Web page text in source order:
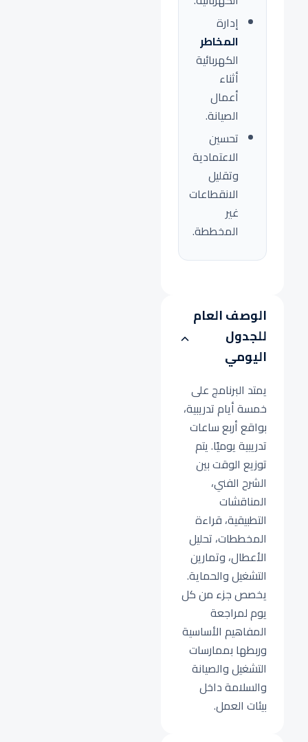
إدارة
المخاطر
الكهربائية
أثناء
أعمال
الصيانة.
تحسين
الاعتمادية
وتقليل
الانقطاعات
غير
المخططة.
الوصف العام
للجدول
اليومي
يمتد البرنامج على
خمسة أيام تدريبية،
بواقع أربع ساعات
تدريبية يوميًا. يتم
توزيع الوقت بين
الشرح الفني،
المناقشات
التطبيقية، قراءة
المخططات، تحليل
الأعطال، وتمارين
التشغيل والحماية.
يخصص جزء من كل
يوم لمراجعة
المفاهيم الأساسية
وربطها بممارسات
التشغيل والصيانة
والسلامة داخل
بيئات العمل.